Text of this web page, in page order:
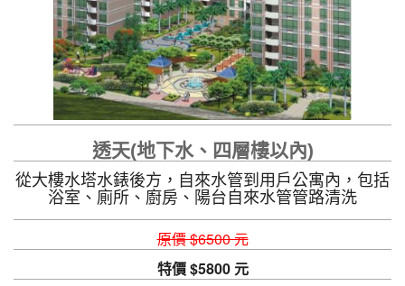
透天(地下水、四層樓以內)
從大樓水塔水錶後方，自來水管到用戶公寓內，包括
浴室、廁所、廚房、陽台自來水管管路清洗
原價 $6500 元
特價 $5800 元